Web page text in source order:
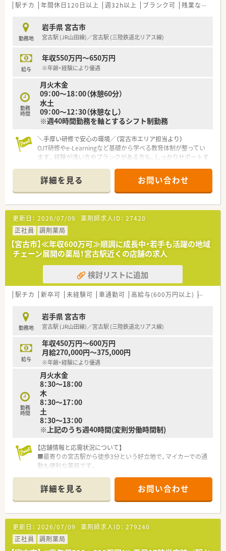
病院門前･併設型･ドライブスルー型・専門店と患者様ニーズに応
えるべく多様な形態を展開しています。
全店にグループ独自の調剤監査システムを導入しており、調剤機
均一化された質の高い医療を提供できる環境作りをされていま
す。
★充実した研修制度で自身の能力を最大化する！
中途入社の方は、ＯＪＴ研修が基本となりますが、グループ企業
全体の症例・ノウハウ等、ナレッジの共有
と蓄積がなされており、興味がある事や疑問点はいつでも情報を
引き出せる環境があります。
ー等の多種多様なセミナー開催やツルハ
グループ学術発表大会など学びの機会が多いです。
★大手ならではキャリアパスも充実！
薬局長以降は、「SV⇒調剤部長⇒調剤本部長」といった現場での
キャリアップ以外に、薬事教育部
（薬事Gr・教育Gr・システムGr・薬学実務教育指導Gr）・在宅推進部
などといった運営側へのキャリア
パスも用意されています。
★長く安心・安定した勤務を確保できる福利厚生が充実！
傷病による長期休業または退職後、会社から給与支給がなくなっ
た後も、６０歳まで給与が保障される
「ツルハグループLTD制度」を導入しており、万が一の際も本人と
家族の生活を支えてくれます。
育児短時間勤務制度は、272名の方が利用中、お子様が小学校３
年生が終了する迄利用可能です。
管理職の方にはストックオプションの権利(決められた価格で株
借上げ社宅制度では、業界では珍しく自分の好きな物件を選ぶ事
ができるので、納得した物件に居住
する事が可能です。
駅チカ 年間休日120日以上 週32h以上 ブランク可 残業なし(ほぼなし含む)
勤務地
岩手県 宮古市
宮古駅 (JR山田線)／宮古駅 (三陸鉄道北リアス線)
給与
年収550万円～650万円
※年齢・経験により優遇
勤務
時間
月火木金
09：00～18：00（休憩60分）
水土
09：00～12：30（休憩なし）
※週40時間勤務を軸とするシフト制勤務
＼手厚い研修で安心の環境／（宮古市エリア担当より）
OJT研修やe-Learningなど基礎から学べる教育体制が整ってい
ます。経験が浅い方やブランクがある方も、しっかりサポートす
＊------------------------------------------＊
【店舗情報と応需状況について】
■宮古駅から徒歩5分と通勤に便利な立地で、脳神経外科の処方
箋を専門的に応需しています。
■1日あたり約70枚の処方箋を受け付けており、専門性の高い知
識をじっくりと身につけることが可能です。
■常勤薬剤師と派遣薬剤師、さらに事務スタッフ3名が協力し合
い、一人ひとりの負担を抑えて業務に励んでいます。
【法人特徴について】
■患者様とのふれあいや思いやりを何よりも大切にし、地域に密
着した温かみのある薬局運営を行っています。
■地域の皆様が明るく元気に過ごせるよう、最も身近な健康アド
■日々の業務において笑顔での挨拶や周囲への感謝の気持ちを
忘れず、薬局の存在意義を常に追求する企業です。
【勤務実態について】
■月平均の残業時間は5.6時間と非常に少なく、18時までの勤務
がメインのためワークライフバランスが充実します。
■水曜日と土曜日は12時半までの半日営業となっており、午後
の時間を自身のプライベートに有効活用できます。
■2021年度の実績では平均有給休暇取得日数が10日となってお
り、お休みをしっかりと確保できる職場環境です。
詳細を見る お問い合わせ
更新日： 2026/07/09 薬剤師求人ID： 27420
正社員
調剤薬局
【宮古市】≪年収600万可≫順調に成長中・若手も活躍の地域
チェーン展開の薬局！宮古駅近くの店舗の求人
検討リストに追加
駅チカ 新卒可 未経験可 車通勤可 高給与(600万円以上) 寮・借
勤務地
岩手県 宮古市
宮古駅 (JR山田線)／宮古駅 (三陸鉄道北リアス線)
給与
年収450万円～600万円
月給270,000円～375,000円
※年齢・経験により優遇
勤務
時間
月火水金
8：30～18：00
木
8：30～17：00
土
8：30～13：00
※上記のうち週40時間(変則労働時間制)
【店舗情報と応需状況について】
■最寄りの宮古駅から徒歩3分という好立地で、マイカーでの通
勤も便利な薬局です。
て約80枚です。
■現在、薬剤師2名と医療事務スタッフ2名が在籍し、協力しなが
ら業務を行っています。
【募集背景と求める人物像について】
■今後の体制強化を見据えて、共に地域医療に貢献していただけ
る方を募集しています。
■ご自身の働き方について軸を持ち、前向きに業務に取り組める
詳細を見る お問い合わせ
更新日： 2026/07/09 薬剤師求人ID： 279240
正社員
調剤薬局